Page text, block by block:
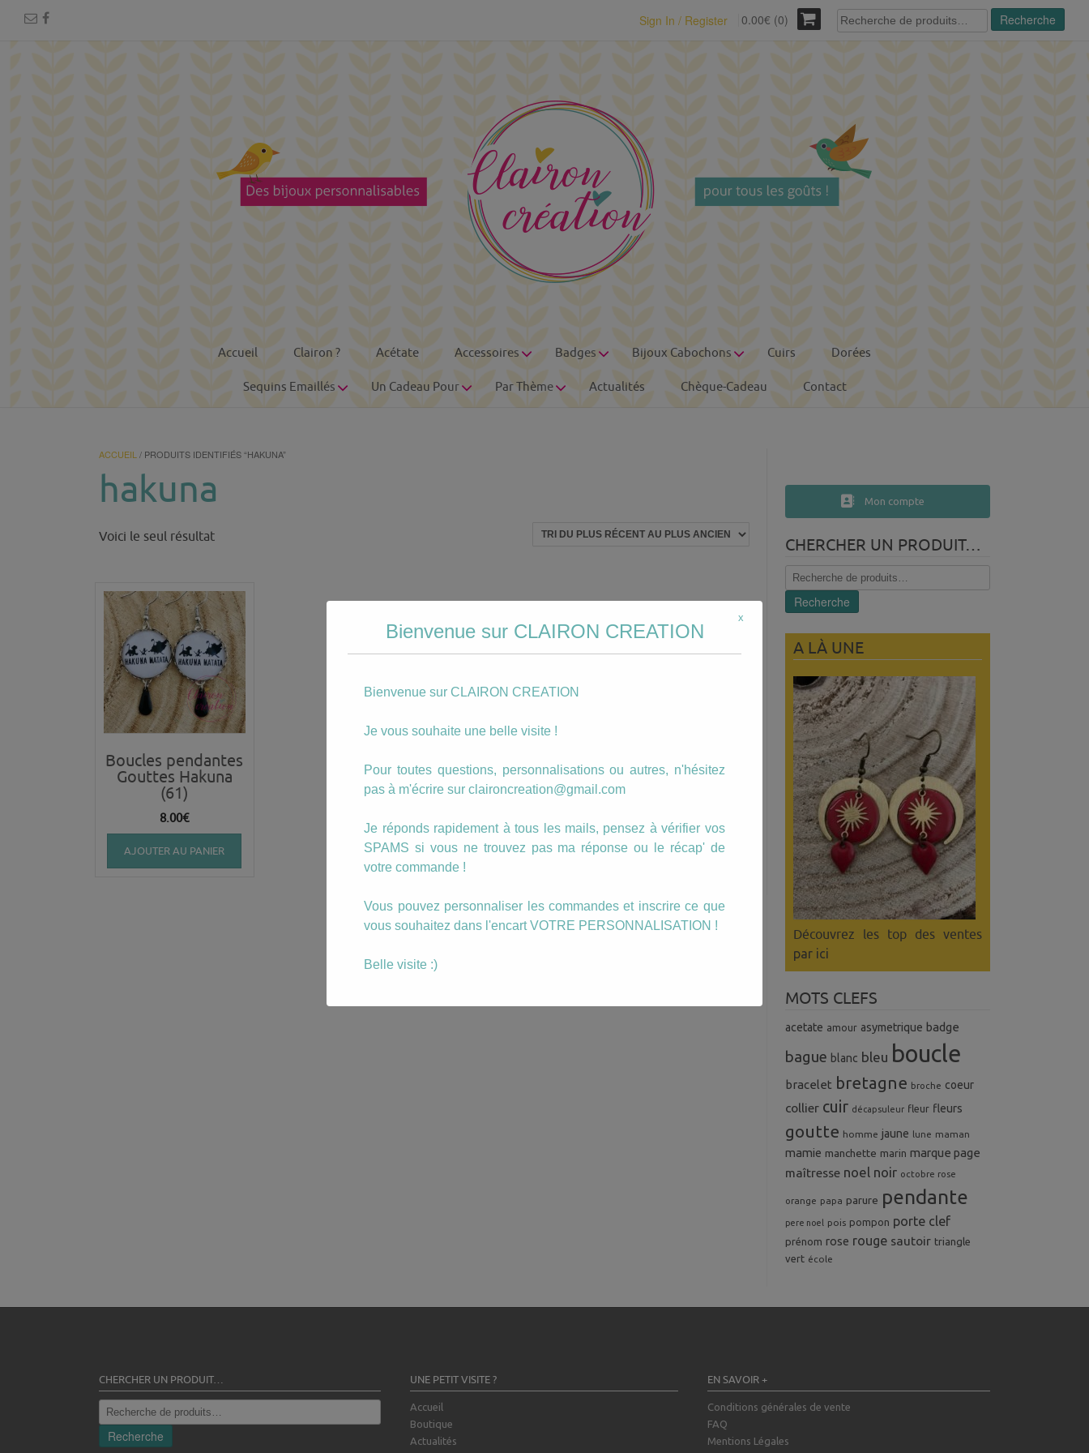
Sign In / Register 0.00€ (0)
Recherche
pour :
Recherche
Accueil Clairon ? Acétate Accessoires Badges Bijoux Cabochons Cuirs Dorées
Sequins Emaillés Un Cadeau Pour Par Thème Actualités Chèque-Cadeau Contact
ACCUEIL / PRODUITS IDENTIFIÉS “HAKUNA”
hakuna
Voici le seul résultat
Boucles pendantes
Gouttes Hakuna
(61)
8.00€
AJOUTER AU PANIER
Mon compte
CHERCHER UN PRODUIT…
Recherche
pour :
Recherche
A LÀ UNE
Découvrez les top des ventes
par ici
MOTS CLEFS
acetate amour asymetrique badge
bague blanc bleu boucle
bracelet bretagne broche coeur
collier cuir décapsuleur fleur fleurs
goutte homme jaune lune maman
mamie manchette marin marque page
maîtresse noel noir octobre rose
orange papa parure pendante
pere noel pois pompon porte clef
prénom rose rouge sautoir triangle
vert école
CHERCHER UN PRODUIT…
Recherche
pour :
Recherche
UNE PETIT VISITE ?
Accueil
Boutique
Actualités
EN SAVOIR +
Conditions générales de vente
FAQ
Mentions Légales
Bienvenue sur CLAIRON CREATION
Bienvenue sur CLAIRON CREATION
Je vous souhaite une belle visite !
Pour toutes questions, personnalisations ou autres, n'hésitez
pas à m'écrire sur claironcreation@gmail.com
Je réponds rapidement à tous les mails, pensez à vérifier vos
SPAMS si vous ne trouvez pas ma réponse ou le récap' de
votre commande !
Vous pouvez personnaliser les commandes et inscrire ce que
vous souhaitez dans l'encart VOTRE PERSONNALISATION !
Belle visite :)
x